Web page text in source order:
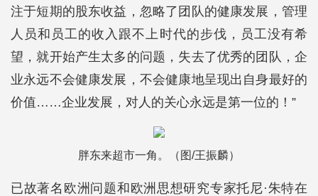
注于短期的股东收益，忽略了团队的健康发展，管理
人员和员工的收入跟不上时代的步伐，员工没有希
望，就开始产生太多的问题，失去了优秀的团队，企
业永远不会健康发展，不会健康地呈现出自身最好的
价值……企业发展，对人的关心永远是第一位的！”
胖东来超市一角。（图/王振麟）
已故著名欧洲问题和欧洲思想研究专家托尼·朱特在